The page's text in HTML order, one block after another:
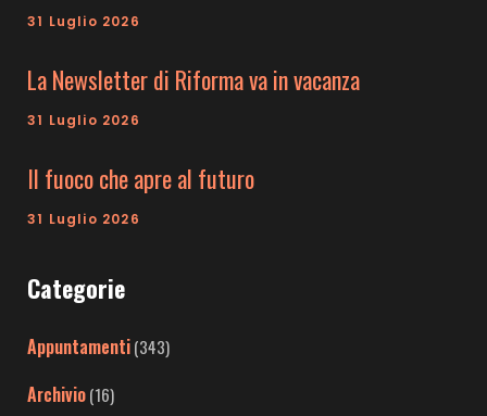
31 Luglio 2026
La Newsletter di Riforma va in vacanza
31 Luglio 2026
Il fuoco che apre al futuro
31 Luglio 2026
Categorie
Appuntamenti(343)
Archivio(16)